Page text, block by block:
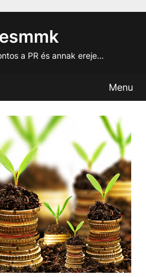
a PR és annak ereje…
Menu